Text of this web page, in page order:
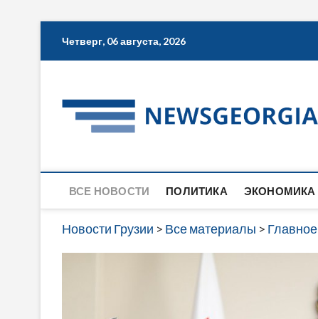
Четверг, 06 августа, 2026
ВСЕ НОВОСТИ ПОЛИТИКА ЭКОНОМИКА
Новости Грузии > Все материалы > Главное